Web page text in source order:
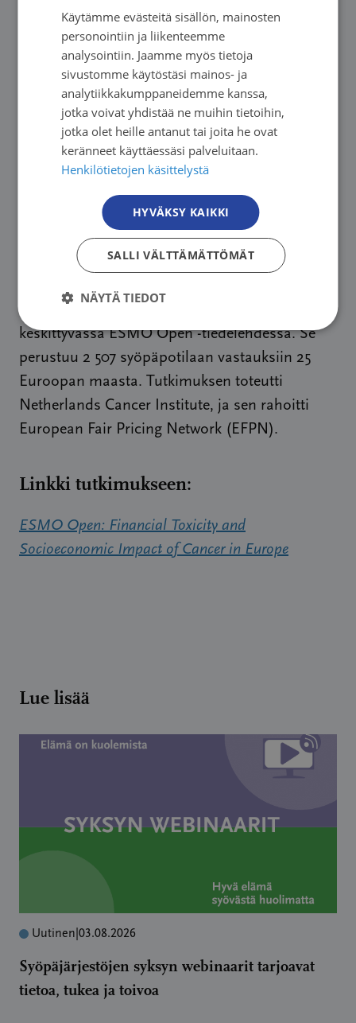
Tähkä kertoo.
Sairastuneiden elämäntilanteet ovat entistä
moninaisempia ja vaikeampia. Taloudelliset
haasteet lisäävät sosiaalisia ja
mielenterveysongelmia, ja ne voivat jopa
heikentää syövästä selviytymistä.
– Jos lääkäriin ei hakeuduta, vastaanottoja
perutaan tai lääkkeitä jätetään hankkimatta
rahapulan vuoksi, niin se on paitsi surullista,
myös epäinhimillistä, Skyttä päättää.
Tutkimus julkaistiin syöpälääketieteeseen
keskittyvässä ESMO Open -tiedelehdessä. Se
perustuu 2 507 syöpäpotilaan vastauksiin 25
Euroopan maasta. Tutkimuksen toteutti
Netherlands Cancer Institute, ja sen rahoitti
European Fair Pricing Network (EFPN).
Linkki tutkimukseen:
ESMO Open: Financial Toxicity and
Socioeconomic Impact of Cancer in Europe
Lue lisää
Uutinen 03.08.2026
Syöpäjärjestöjen syksyn webinaarit tarjoavat
tietoa, tukea ja toivoa
FINNISH
Käytämme evästeitä sisällön, mainosten
personointiin ja liikenteemme
analysointiin. Jaamme myös tietoja
sivustomme käytöstäsi mainos- ja
analytiikkakumppaneidemme kanssa,
jotka voivat yhdistää ne muihin tietoihin,
jotka olet heille antanut tai joita he ovat
keränneet käyttäessäsi palveluitaan.
Henkilötietojen käsittelystä
HYVÄKSY KAIKKI
SALLI VÄLTTÄMÄTTÖMÄT
NÄYTÄ TIEDOT